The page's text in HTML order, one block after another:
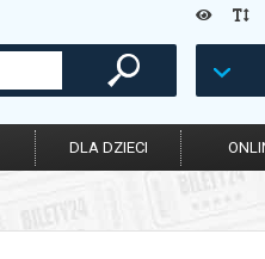
DLA DZIECI